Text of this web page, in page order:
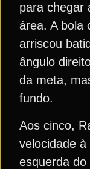
para chegar
área. A bola
arriscou
ângulo
da meta,
fundo.
Aos cinco,
velocidade
esquerda